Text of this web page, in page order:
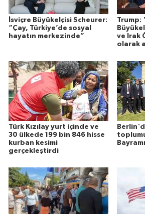
İsviçre Büyükelçisi Scheurer:
“Çay, Türkiye’de sosyal
hayatın merkezinde”
Trump:
ve Irak
olarak
Türk Kızılay yurt içinde ve
30 ülkede 199 bin 846 hisse
kurban kesimi
gerçekleştirdi